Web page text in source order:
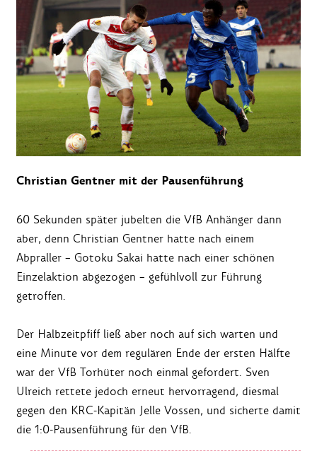
Christian Gentner mit der Pausenführung
60 Sekunden später jubelten die VfB Anhänger dann
aber, denn Christian Gentner hatte nach einem
Abpraller – Gotoku Sakai hatte nach einer schönen
Einzelaktion abgezogen – gefühlvoll zur Führung
getroffen.
Der Halbzeitpfiff ließ aber noch auf sich warten und
eine Minute vor dem regulären Ende der ersten Hälfte
war der VfB Torhüter noch einmal gefordert. Sven
Ulreich rettete jedoch erneut hervorragend, diesmal
gegen den KRC-Kapitän Jelle Vossen, und sicherte damit
die 1:0-Pausenführung für den VfB.